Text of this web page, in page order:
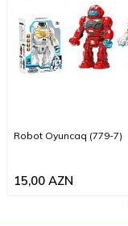
Robot Oyuncaq (779-7)
15,00 AZN